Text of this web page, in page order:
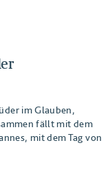
im Glauben,
fällt mit dem
mit dem Tag von